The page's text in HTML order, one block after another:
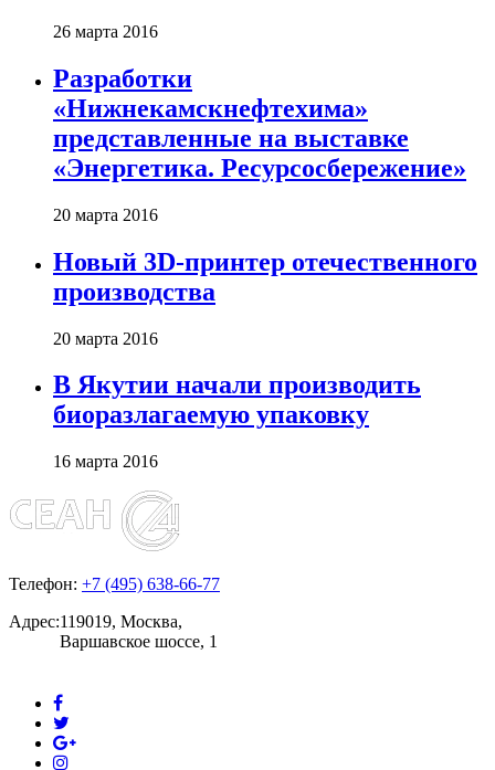
26 марта 2016
Разработки
«Нижнекамскнефтехима»
представленные на выставке
«Энергетика. Ресурсосбережение»
20 марта 2016
Новый 3D-принтер отечественного
производства
20 марта 2016
В Якутии начали производить
биоразлагаемую упаковку
16 марта 2016
Телефон: +7 (495) 638-66-77
Адрес:119019, Москва,
Варшавское шоссе, 1